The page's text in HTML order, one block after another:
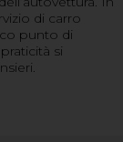
di carro
punto di
si